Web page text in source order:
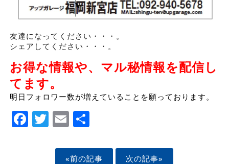
友達になってください・・・。
シェアしてください・・・。
お得な情報や、マル秘情報を配信し
てます。
明日フォロワー数が増えていることを願っております。
Facebook
Twitter
EmailShare
«前の記事 次の記事»